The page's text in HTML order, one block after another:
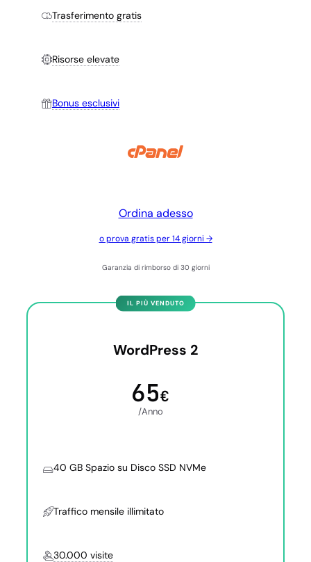
Trasferimento gratis
Risorse elevate
Bonus esclusivi
Ordina adesso
o prova gratis per 14 giorni →
Garanzia di rimborso di 30 giorni
WordPress 2
65€
/Anno
40 GB Spazio su Disco SSD NVMe
Traffico mensile illimitato
30.000 visite